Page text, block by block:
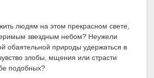
людям на этом прекрасном свете,
звездным небом? Неужели
обаятельной природы удержаться в
злобы, мщения или страсти
подобных?